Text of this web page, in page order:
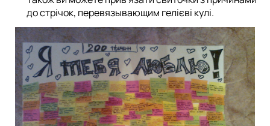
до стрічок, перевязывающим гелієві кулі.